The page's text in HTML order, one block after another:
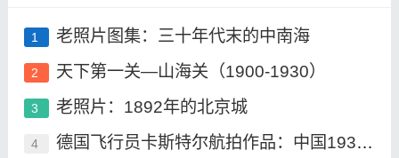
1 老照片图集：三十年代末的中南海
2 天下第一关—山海关（1900-1930）
3 老照片：1892年的北京城
4 德国飞行员卡斯特尔航拍作品：中国1930年